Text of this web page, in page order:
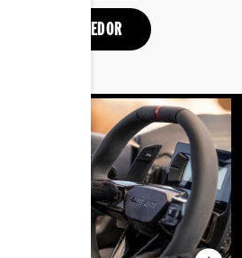
UM RENVEDEDOR